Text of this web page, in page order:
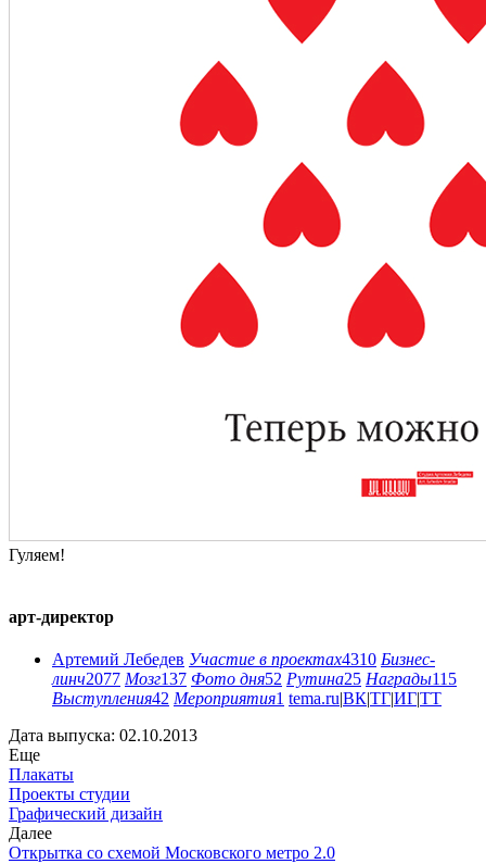
Гуляем!
арт-директор
Артемий Лебедев Участие в проектах4310 Бизнес-
линч2077 Мозг137 Фото дня52 Рутина25 Награды115
Выступления42 Мероприятия1 tema.ru|ВК|ТГ|ИГ|ТТ
Дата выпуска: 02.10.2013
Еще
Плакаты
Проекты студии
Графический дизайн
Далее
Открытка со схемой Московского метро 2.0